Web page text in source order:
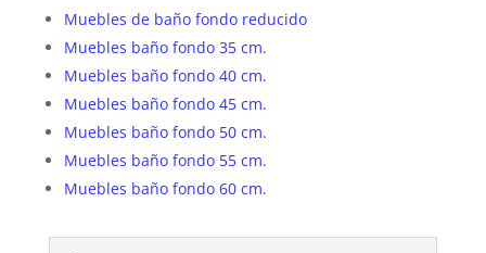
Muebles de baño fondo reducido
Muebles baño fondo 35 cm.
Muebles baño fondo 40 cm.
Muebles baño fondo 45 cm.
Muebles baño fondo 50 cm.
Muebles baño fondo 55 cm.
Muebles baño fondo 60 cm.